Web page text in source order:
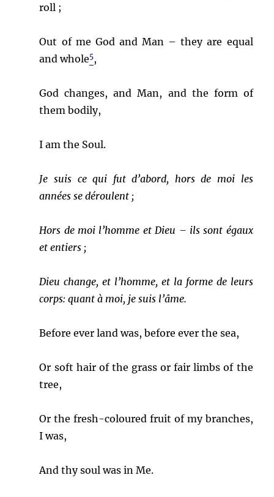
roll ;
Out of me God and Man – they are equal
and whole5,
God changes, and Man, and the form of
them bodily,
I am the Soul.
Je suis ce qui fut d’abord, hors de moi les
années se déroulent ;
Hors de moi l’homme et Dieu – ils sont égaux
et entiers ;
Dieu change, et l’homme, et la forme de leurs
corps: quant à moi, je suis l’âme.
Before ever land was, before ever the sea,
Or soft hair of the grass or fair limbs of the
tree,
Or the fresh-coloured fruit of my branches,
I was,
And thy soul was in Me.